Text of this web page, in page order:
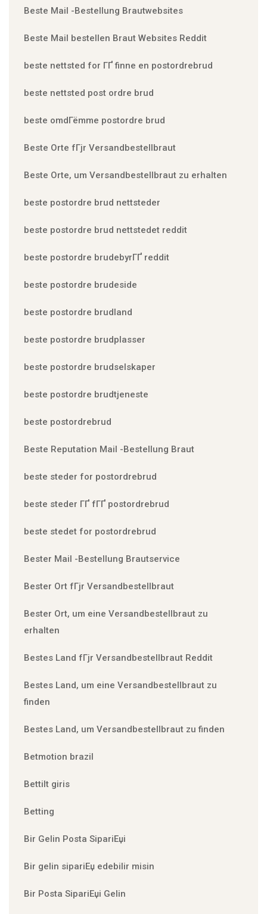
Beste Mail -Bestellung Brautwebsites
Beste Mail bestellen Braut Websites Reddit
beste nettsted for ГҐ finne en postordrebrud
beste nettsted post ordre brud
beste omdГёmme postordre brud
Beste Orte fГјr Versandbestellbraut
Beste Orte, um Versandbestellbraut zu erhalten
beste postordre brud nettsteder
beste postordre brud nettstedet reddit
beste postordre brudebyrГҐ reddit
beste postordre brudeside
beste postordre brudland
beste postordre brudplasser
beste postordre brudselskaper
beste postordre brudtjeneste
beste postordrebrud
Beste Reputation Mail -Bestellung Braut
beste steder for postordrebrud
beste steder ГҐ fГҐ postordrebrud
beste stedet for postordrebrud
Bester Mail -Bestellung Brautservice
Bester Ort fГјr Versandbestellbraut
Bester Ort, um eine Versandbestellbraut zu
erhalten
Bestes Land fГјr Versandbestellbraut Reddit
Bestes Land, um eine Versandbestellbraut zu
finden
Bestes Land, um Versandbestellbraut zu finden
Betmotion brazil
Bettilt giris
Betting
Bir Gelin Posta SipariЕџi
Bir gelin sipariЕџ edebilir misin
Bir Posta SipariЕџi Gelin